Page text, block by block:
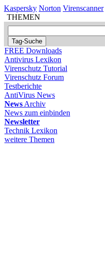
Kaspersky Norton Virenscanner
THEMEN
FREE Downloads
Antivirus Lexikon
Virenschutz Tutorial
Virenschutz Forum
Testberichte
AntiVirus News
News Archiv
News zum einbinden
Newsletter
Technik Lexikon
weitere Themen